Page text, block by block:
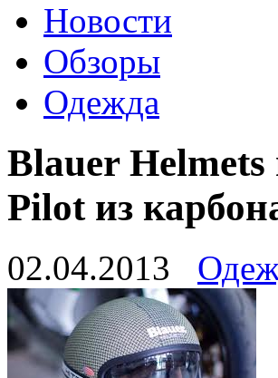
Новости
Обзоры
Одежда
Blauer
Pilot из
02.04.2013